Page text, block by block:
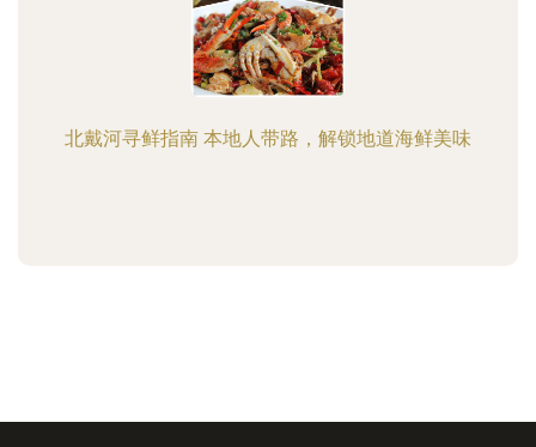
北戴河寻鲜指南 本地人带路，解锁地道海鲜美味